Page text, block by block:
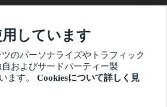
メール 電話
用しています
のパーソナライズやトラフィック
およびサードパーティー製
ます。 Cookiesについて詳しく見